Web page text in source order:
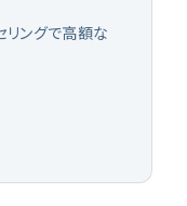
リングで高額な